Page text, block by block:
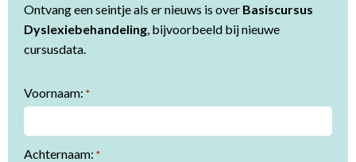
Ontvang een seintje als er nieuws is over Basiscursus
Dyslexiebehandeling , bijvoorbeeld bij nieuwe
cursusdata.
Voornaam: *
Achternaam: *